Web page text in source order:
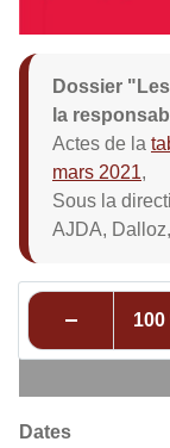
Dossier
la
Actes de la
mars 2021,
Sous la
AJDA,
100
Dates